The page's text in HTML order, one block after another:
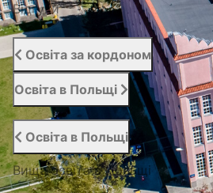
Відгуки
Освіта за кордоном
Освіта в Польщі
Освіта в Польщі
Вища освіта в Польщі